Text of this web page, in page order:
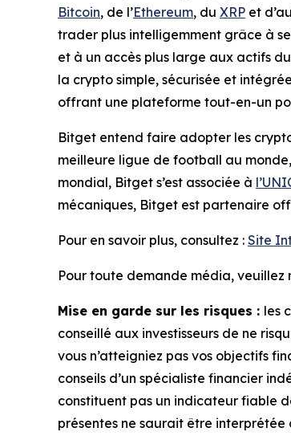
Bitcoin, de l’Ethereum, du XRP et
trader plus intelligemment grâce à
et à un accès plus large aux actifs
la crypto simple, sécurisée et
offrant une plateforme tout-en-un
Bitget entend faire adopter les
meilleure ligue de football au monde,
mondial, Bitget s’est associée à
mécaniques, Bitget est partenaire
Pour en savoir plus, consultez : Site
Pour toute demande média, veuillez
Mise en garde sur les risques : les
conseillé aux investisseurs de ne
vous n’atteigniez pas vos objectifs
conseils d’un spécialiste financier
constituent pas un indicateur fiable
présentes ne saurait être interprétée